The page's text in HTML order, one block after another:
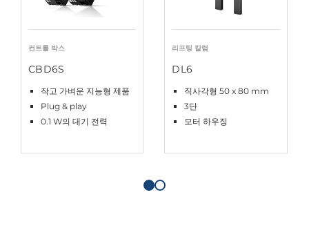
컨트롤 박스
CBD6S
작고 가벼운 지능형 제품
Plug & play
0.1 W의 대기 전력
리프팅 칼럼
DL6
직사각형 50 x 80 mm
3단
모터 하우징